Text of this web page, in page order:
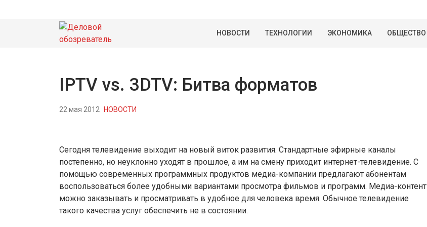
НОВОСТИ ТЕХНОЛОГИИ ЭКОНОМИКА ОБЩЕСТВО
IPTV vs. 3DTV: Битва форматов
22 мая 2012 НОВОСТИ
Сегодня телевидение выходит на новый виток развития. Стандартные эфирные каналы
постепенно, но неуклонно уходят в прошлое, а им на смену приходит интернет-телевидение. С
помощью современных программных продуктов медиа-компании предлагают абонентам
воспользоваться более удобными вариантами просмотра фильмов и программ. Медиа-контент
можно заказывать и просматривать в удобное для человека время. Обычное телевидение
такого качества услуг обеспечить не в состоянии.